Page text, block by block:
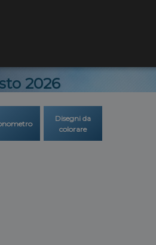
2026
Disegni da
colorare